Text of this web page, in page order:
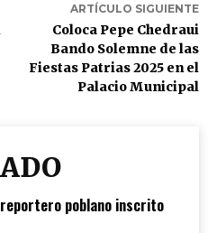
ARTÍCULO SIGUIENTE
Coloca Pepe Chedraui
Bando Solemne de las
Fiestas Patrias 2025 en el
Palacio Municipal
poblano inscrito